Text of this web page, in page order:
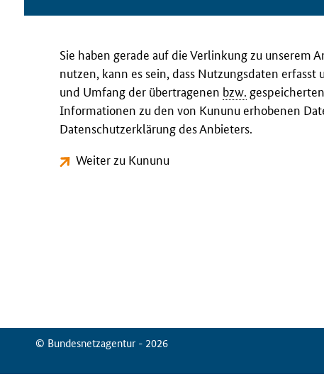
Sie haben gerade auf die Verlinkung zu unserem
nutzen, kann es sein, dass Nutzungsdaten
und Umfang der übertragenen bzw.
Informationen zu den von Kununu erhobenen
Datenschutzerklärung des Anbieters.
Weiter zu Kununu
© Bundesnetzagentur - 2026